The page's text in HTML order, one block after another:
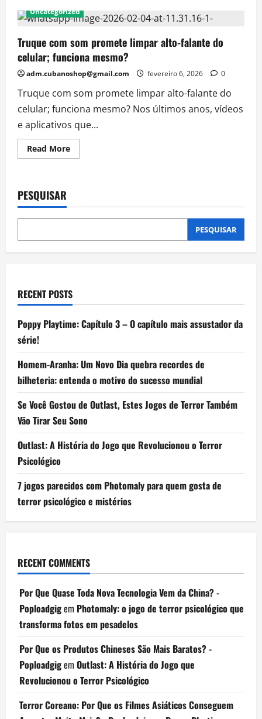
Uncategorized
Truque com som promete limpar alto-falante do
celular; funciona mesmo?
adm.cubanoshop@gmail.com fevereiro 6, 2026 0
Truque com som promete limpar alto-falante do
celular; funciona mesmo? Nos últimos anos, vídeos
e aplicativos que...
Read MoreRead
more
limpar
falante
celular;
mesmo?
PESQUISAR
PESQUISAR
RECENT POSTS
Poppy Playtime: Capítulo 3 – O capítulo mais assustador da
série!
Homem-Aranha: Um Novo Dia quebra recordes de
bilheteria: entenda o motivo do sucesso mundial
Se Você Gostou de Outlast, Estes Jogos de Terror Também
Vão Tirar Seu Sono
Outlast: A História do Jogo que Revolucionou o Terror
Psicológico
7 jogos parecidos com Photomaly para quem gosta de
terror psicológico e mistérios
RECENT COMMENTS
Por Que Quase Toda Nova Tecnologia Vem da China? -
Poploadgigem Photomaly: o jogo de terror psicológico que
transforma fotos em pesadelos
Por Que os Produtos Chineses São Mais Baratos? -
Poploadgigem Outlast: A História do Jogo que
Revolucionou o Terror Psicológico
Terror Coreano: Por Que os Filmes Asiáticos Conseguem